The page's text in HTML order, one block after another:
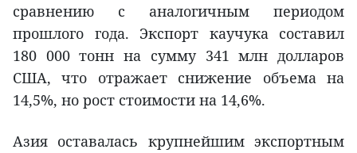
сравнению с аналогичным периодом
прошлого года. Экспорт каучука составил
180 000 тонн на сумму 341 млн долларов
США, что отражает снижение объема на
14,5%, но рост стоимости на 14,6%.
Азия оставалась крупнейшим экспортным